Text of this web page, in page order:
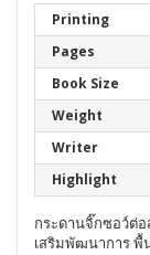
Printing
Pages
Book Size
Weight
Writer
Highlight
กระดานจิ๊กซอว์ต่
เสริมพัฒนาการ พื้